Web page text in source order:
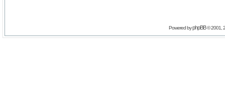
Powered byphpBB© 2001,